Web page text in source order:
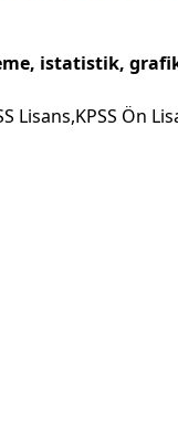
istatistik,
Lisans,KPSS Ön